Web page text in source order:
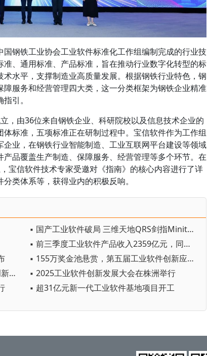
国钢铁工业协会工业软件标准化工作组编制完成的行业技
、通用标准、产品标准，旨在推动行业数字化转型的标
水平，支撑制造业高质量发展。根据钢铁行业特色，钢
服务和经营管理四大类，这一分类框架为钢铁企业精准
引。
，由36位来自钢铁企业、科研院校以及信息技术企业的
标准，五项标准正在研制过程中。宝信软件作为工作组
业，在钢铁行业智能制造、工业互联网平台建设等领域
品覆盖生产制造、保障服务、经营管理等多个环节。在
宝信软件技术专家受邀对《指南》的核心内容进行了详
类体系等，获得业内的积极反响。
▪ 国产工业软件破局 三维天地QRS剑指Minitab
▪ 前三季度工业软件产品收入2359亿元，同比增长9.8%
▪ 155万奖金池悬赏，第五届工业软件创新应用大赛启动
▪ 共建工业软件创新生态，AI+工业软件创新发展大会在嘉定举行
▪ 2025工业软件创新发展大会在株洲举行
▪ 超31亿元新一代工业软件基地项目开工